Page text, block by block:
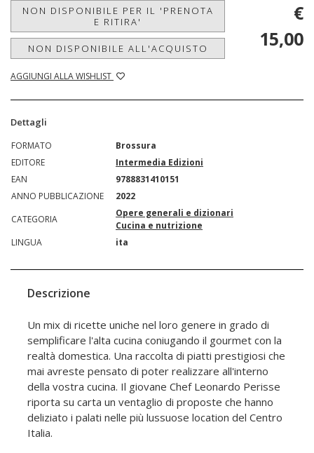
NON DISPONIBILE PER IL 'PRENOTA
E RITIRA'
NON DISPONIBILE ALL'ACQUISTO
AGGIUNGI ALLA WISHLIST
€
15,00
Dettagli
FORMATO
Brossura
EDITORE
Intermedia Edizioni
EAN
9788831410151
ANNO PUBBLICAZIONE
2022
CATEGORIA
Opere generali e dizionari
Cucina e nutrizione
LINGUA
ita
Descrizione
Un mix di ricette uniche nel loro genere in grado di
semplificare l'alta cucina coniugando il gourmet con la
realtà domestica. Una raccolta di piatti prestigiosi che
mai avreste pensato di poter realizzare all'interno
della vostra cucina. Il giovane Chef Leonardo Perisse
riporta su carta un ventaglio di proposte che hanno
deliziato i palati nelle più lussuose location del Centro
Italia.